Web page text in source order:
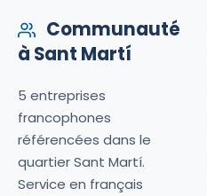
Communauté
à Sant Martí
5 entreprises
francophones
référencées dans le
quartier Sant Martí.
Service en français